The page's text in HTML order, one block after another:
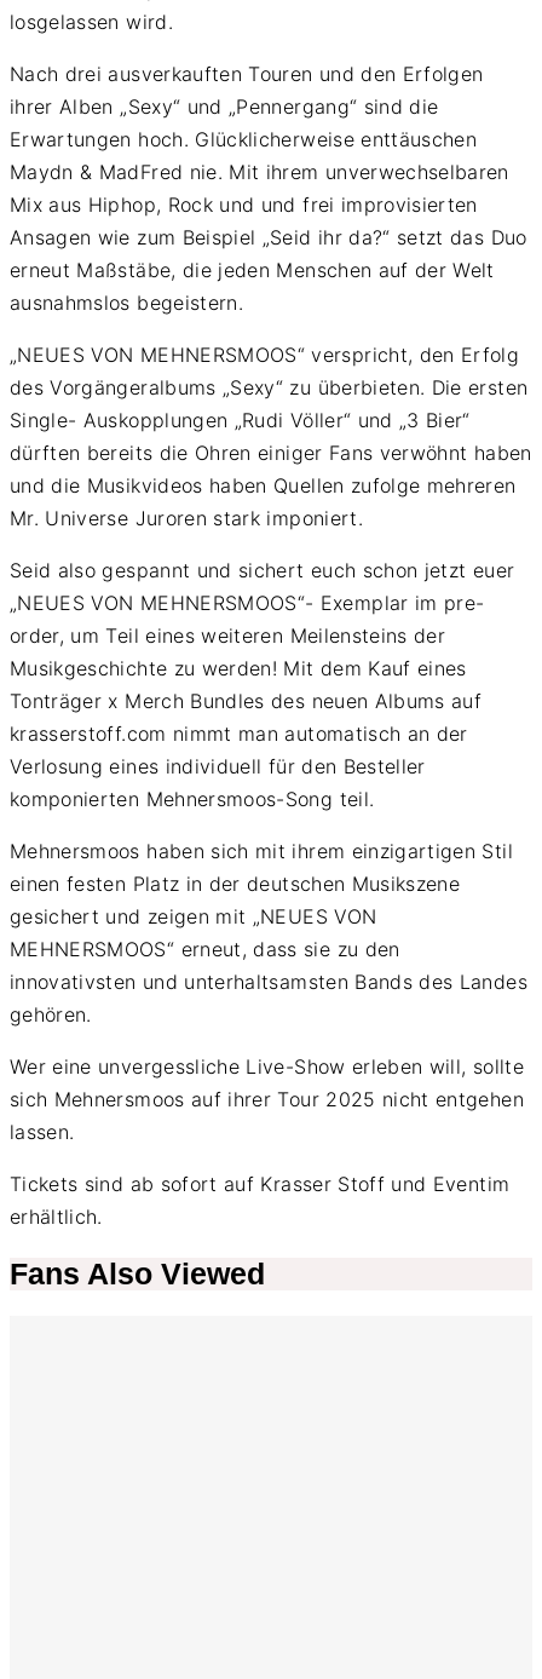
losgelassen wird.
Nach drei ausverkauften Touren und den Erfolgen
ihrer Alben „Sexy“ und „Pennergang“ sind die
Erwartungen hoch. Glücklicherweise enttäuschen
Maydn & MadFred nie. Mit ihrem unverwechselbaren
Mix aus Hiphop, Rock und und frei improvisierten
Ansagen wie zum Beispiel „Seid ihr da?“ setzt das Duo
erneut Maßstäbe, die jeden Menschen auf der Welt
ausnahmslos begeistern.
„NEUES VON MEHNERSMOOS“ verspricht, den Erfolg
des Vorgängeralbums „Sexy“ zu überbieten. Die ersten
Single- Auskopplungen „Rudi Völler“ und „3 Bier“
dürften bereits die Ohren einiger Fans verwöhnt haben
und die Musikvideos haben Quellen zufolge mehreren
Mr. Universe Juroren stark imponiert.
Seid also gespannt und sichert euch schon jetzt euer
„NEUES VON MEHNERSMOOS“- Exemplar im pre-
order, um Teil eines weiteren Meilensteins der
Musikgeschichte zu werden! Mit dem Kauf eines
Tonträger x Merch Bundles des neuen Albums auf
krasserstoff.com nimmt man automatisch an der
Verlosung eines individuell für den Besteller
komponierten Mehnersmoos-Song teil.
Mehnersmoos haben sich mit ihrem einzigartigen Stil
einen festen Platz in der deutschen Musikszene
gesichert und zeigen mit „NEUES VON
MEHNERSMOOS“ erneut, dass sie zu den
innovativsten und unterhaltsamsten Bands des Landes
gehören.
Wer eine unvergessliche Live-Show erleben will, sollte
sich Mehnersmoos auf ihrer Tour 2025 nicht entgehen
lassen.
Tickets sind ab sofort auf Krasser Stoff und Eventim
erhältlich.
Fans Also Viewed